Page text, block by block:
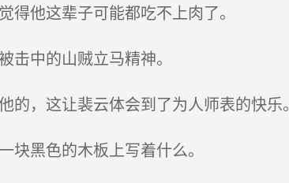
他这辈子可能都吃不上肉了。
中的山贼立马精神。
，这让裴云体会到了为人师表的快乐。
黑色的木板上写着什么。